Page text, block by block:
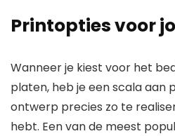
Printopties voor
Wanneer je kiest voor het
platen, heb je een scala aan
ontwerp precies zo te
hebt. Een van de meest